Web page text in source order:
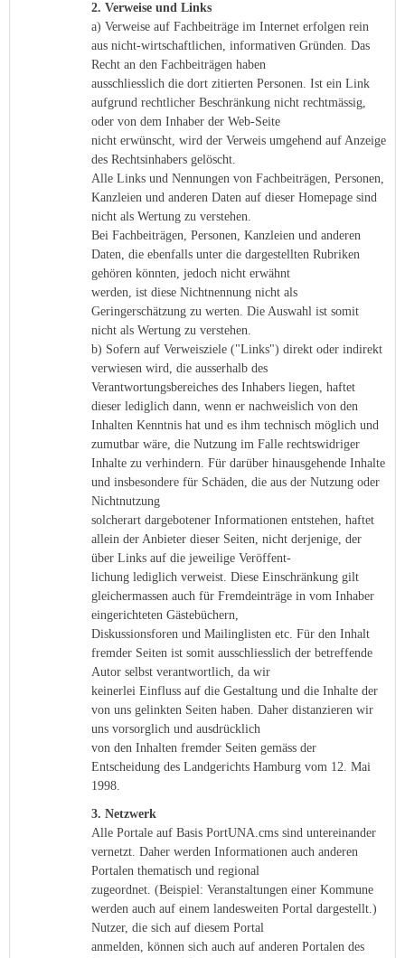
2. Verweise und Links
a) Verweise auf Fachbeiträge im Internet erfolgen rein
aus nicht-wirtschaftlichen, informativen Gründen. Das
Recht an den Fachbeiträgen haben
ausschliesslich die dort zitierten Personen. Ist ein Link
aufgrund rechtlicher Beschränkung nicht rechtmässig,
oder von dem Inhaber der Web-Seite
nicht erwünscht, wird der Verweis umgehend auf Anzeige
des Rechtsinhabers gelöscht.
Alle Links und Nennungen von Fachbeiträgen, Personen,
Kanzleien und anderen Daten auf dieser Homepage sind
nicht als Wertung zu verstehen.
Bei Fachbeiträgen, Personen, Kanzleien und anderen
Daten, die ebenfalls unter die dargestellten Rubriken
gehören könnten, jedoch nicht erwähnt
werden, ist diese Nichtnennung nicht als
Geringerschätzung zu werten. Die Auswahl ist somit
nicht als Wertung zu verstehen.
b) Sofern auf Verweisziele ("Links") direkt oder indirekt
verwiesen wird, die ausserhalb des
Verantwortungsbereiches des Inhabers liegen, haftet
dieser lediglich dann, wenn er nachweislich von den
Inhalten Kenntnis hat und es ihm technisch möglich und
zumutbar wäre, die Nutzung im Falle rechtswidriger
Inhalte zu verhindern. Für darüber hinausgehende Inhalte
und insbesondere für Schäden, die aus der Nutzung oder
Nichtnutzung
solcherart dargebotener Informationen entstehen, haftet
allein der Anbieter dieser Seiten, nicht derjenige, der
über Links auf die jeweilige Veröffent-
lichung lediglich verweist. Diese Einschränkung gilt
gleichermassen auch für Fremdeinträge in vom Inhaber
eingerichteten Gästebüchern,
Diskussionsforen und Mailinglisten etc. Für den Inhalt
fremder Seiten ist somit ausschliesslich der betreffende
Autor selbst verantwortlich, da wir
keinerlei Einfluss auf die Gestaltung und die Inhalte der
von uns gelinkten Seiten haben. Daher distanzieren wir
uns vorsorglich und ausdrücklich
von den Inhalten fremder Seiten gemäss der
Entscheidung des Landgerichts Hamburg vom 12. Mai
1998.
3. Netzwerk
Alle Portale auf Basis PortUNA.cms sind untereinander
vernetzt. Daher werden Informationen auch anderen
Portalen thematisch und regional
zugeordnet. (Beispiel: Veranstaltungen einer Kommune
werden auch auf einem landesweiten Portal dargestellt.)
Nutzer, die sich auf diesem Portal
anmelden, können sich auch auf anderen Portalen des